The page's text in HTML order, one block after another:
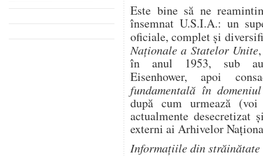
Este bine să ne
însemnat U.S.I.A.: un
oficiale, complet şi
Naţionale a Statelor Unite
în anul 1953, sub
Eisenhower, apoi
fundamentală în
după cum urmează
actualmente desecretizat
externi ai Arhivelor
Informaţiile din străinătate